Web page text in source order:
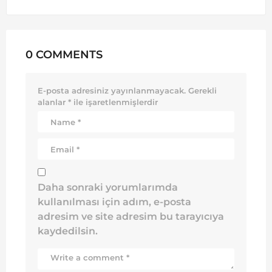
0 COMMENTS
E-posta adresiniz yayınlanmayacak. Gerekli
alanlar * ile işaretlenmişlerdir
Daha sonraki yorumlarımda
kullanılması için adım, e-posta
adresim ve site adresim bu tarayıcıya
kaydedilsin.